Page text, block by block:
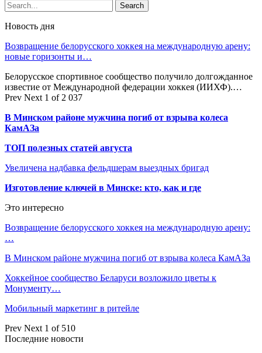
Новость дня
Возвращение белорусского хоккея на международную арену:
новые горизонты и…
Белорусское спортивное сообщество получило долгожданное
известие от Международной федерации хоккея (ИИХФ).…
Prev Next 1 of 2 037
В Минском районе мужчина погиб от взрыва колеса
КамАЗа
ТОП полезных статей августа
Увеличена надбавка фельдшерам выездных бригад
Изготовление ключей в Минске: кто, как и где
Это интересно
Возвращение белорусского хоккея на международную арену:
…
В Минском районе мужчина погиб от взрыва колеса КамАЗа
Хоккейное сообщество Беларуси возложило цветы к
Монументу…
Мобильный маркетинг в ритейле
Prev Next 1 of 510
Последние новости